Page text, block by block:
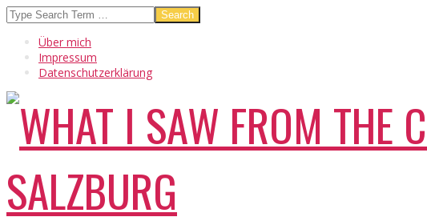
Skip
to
content
Search
Über mich
Impressum
Datenschutzerklärung